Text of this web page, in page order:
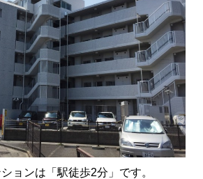
ョンは「駅徒歩2分」です。